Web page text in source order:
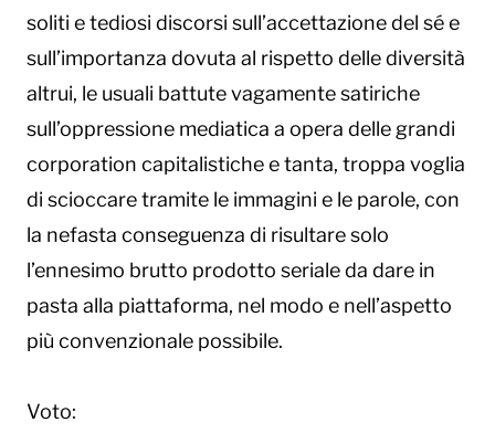
soliti e tediosi discorsi sull’accettazione del sé e
sull’importanza dovuta al rispetto delle diversità
altrui, le usuali battute vagamente satiriche
sull’oppressione mediatica a opera delle grandi
corporation capitalistiche e tanta, troppa voglia
di scioccare tramite le immagini e le parole, con
la nefasta conseguenza di risultare solo
l’ennesimo brutto prodotto seriale da dare in
pasta alla piattaforma, nel modo e nell’aspetto
più convenzionale possibile.
Voto: